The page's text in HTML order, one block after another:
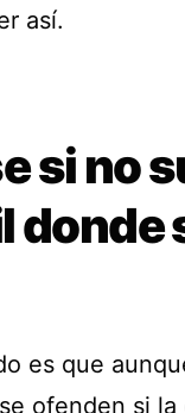
así.
si no
donde
es que
ofenden si